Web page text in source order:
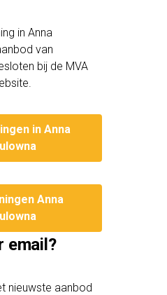
in Anna
van
bij de MVA
in Anna
Anna
email?
nieuwste aanbod